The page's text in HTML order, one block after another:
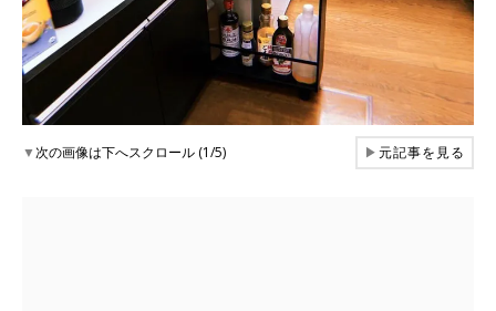
▼次の画像は下へスクロール (1/5) ▶元記事を見る